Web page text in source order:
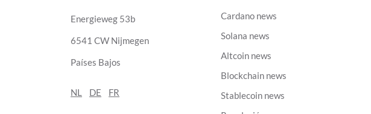
Energieweg 53b
6541 CW Nijmegen
Países Bajos
NL DE FR
Cardano news
Solana news
Altcoin news
Blockchain news
Stablecoin news